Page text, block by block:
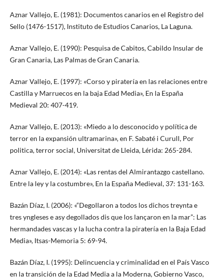
Aznar Vallejo, E. (1981): Documentos canarios en el Registro del
Sello (1476-1517), Instituto de Estudios Canarios, La Laguna.
Aznar Vallejo, E. (1990): Pesquisa de Cabitos, Cabildo Insular de
Gran Canaria, Las Palmas de Gran Canaria.
Aznar Vallejo, E. (1997): «Corso y piratería en las relaciones entre
Castilla y Marruecos en la baja Edad Media», En la España
Medieval 20: 407-419.
Aznar Vallejo, E. (2013): «Miedo a lo desconocido y política de
terror en la expansión ultramarina», en F. Sabaté i Curull, Por
politica, terror social, Universitat de Lleida, Lérida: 265-284.
Aznar Vallejo, E. (2014): «Las rentas del Almirantazgo castellano.
Entre la ley y la costumbre», En la España Medieval, 37: 131-163.
Bazán Díaz, I. (2006): «“Degollaron a todos los dichos treynta e
tres yngleses e asy degollados dis que los lançaron en la mar”: Las
hermandades vascas y la lucha contra la piratería en la Baja Edad
Media», Itsas-Memoria 5: 69-94.
Bazán Díaz, I. (1995): Delincuencia y criminalidad en el País Vasco
en la transición de la Edad Media a la Moderna, Gobierno Vasco,